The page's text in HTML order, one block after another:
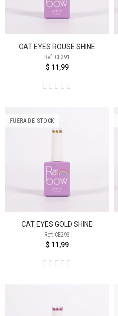
CAT EYES ROUSE SHINE
Ref: CE291
$ 11,99
FUERA DE STOCK
CAT EYES GOLD SHINE
Ref: CE293
$ 11,99